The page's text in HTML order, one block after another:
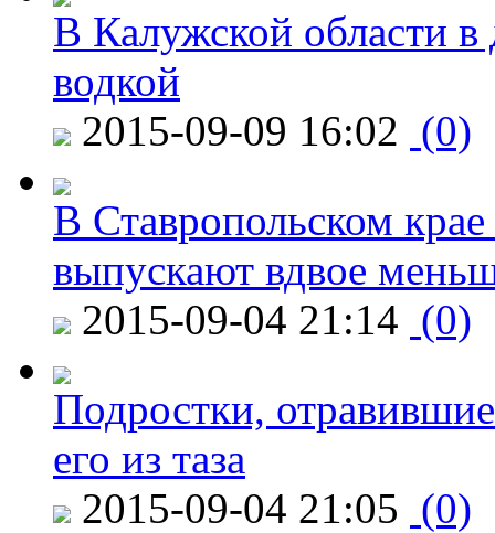
В Калужской области в
водкой
2015-09-09 16:02 (0)
В Ставропольском
выпускают вдвое
2015-09-04 21:14 (0)
Подростки,
его из таза
2015-09-04 21:05 (0)